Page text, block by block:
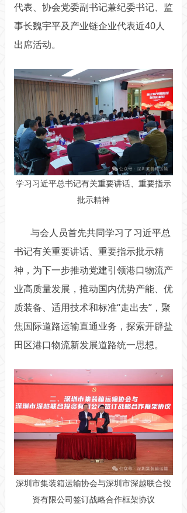
代表、协会党委副书记兼纪委书记、监
事长魏宇平及产业链企业代表近40人
出席活动。
学习习近平总书记有关重要讲话、重要指示
批示精神
与会人员首先共同学习了习近平总
书记有关重要讲话、重要指示批示精
神，为下一步推动党建引领港口物流产
业高质量发展，推动国内优势产能、优
质装备、适用技术和标准“走出去”，聚
焦国际道路运输直通业务，探索开辟盐
田区港口物流新发展道路统一思想。
深圳市集装箱运输协会与深圳市深越联合投
资有限公司签订战略合作框架协议